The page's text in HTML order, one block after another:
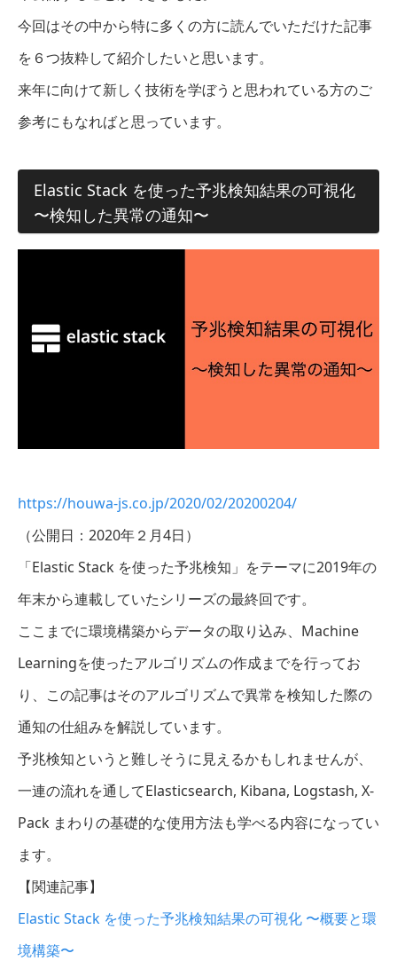
今回はその中から特に多くの方に読んでいただけた記事
を６つ抜粋して紹介したいと思います。
来年に向けて新しく技術を学ぼうと思われている方のご
参考にもなればと思っています。
Elastic Stack を使った予兆検知結果の可視化
〜検知した異常の通知〜
https://houwa-js.co.jp/2020/02/20200204/
（公開日：2020年２月4日）
「Elastic Stack を使った予兆検知」をテーマに2019年の
年末から連載していたシリーズの最終回です。
ここまでに環境構築からデータの取り込み、Machine
Learningを使ったアルゴリズムの作成までを行ってお
り、この記事はそのアルゴリズムで異常を検知した際の
通知の仕組みを解説しています。
予兆検知というと難しそうに見えるかもしれませんが、
一連の流れを通してElasticsearch, Kibana, Logstash, X-
Pack まわりの基礎的な使用方法も学べる内容になってい
ます。
【関連記事】
Elastic Stack を使った予兆検知結果の可視化 〜概要と環
境構築〜